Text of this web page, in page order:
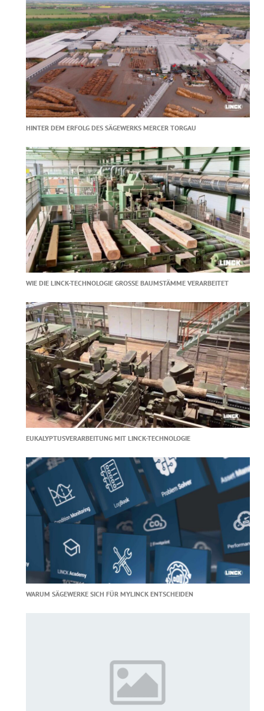
HINTER DEM ERFOLG DES SÄGEWERKS MERCER TORGAU
WIE DIE LINCK-TECHNOLOGIE GROSSE BAUMSTÄMME VERARBEITET
EUKALYPTUSVERARBEITUNG MIT LINCK-TECHNOLOGIE
WARUM SÄGEWERKE SICH FÜR MYLINCK ENTSCHEIDEN